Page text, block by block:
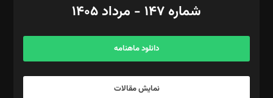
آگهی و مشترکین: ۰۹۱۹۹۹۹۰۴۵۴
شماره ۱۴۷ - مرداد ۱۴۰۵
دانلود ماهنامه
نمایش مقالات